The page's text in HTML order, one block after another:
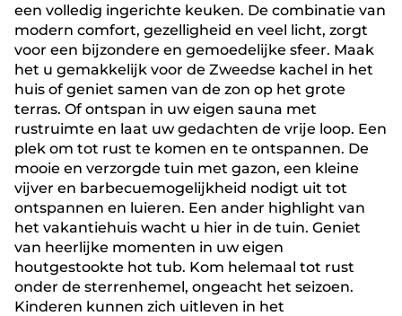
een volledig ingerichte keuken. De combinatie van
modern comfort, gezelligheid en veel licht, zorgt
voor een bijzondere en gemoedelijke sfeer. Maak
het u gemakkelijk voor de Zweedse kachel in het
huis of geniet samen van de zon op het grote
terras. Of ontspan in uw eigen sauna met
rustruimte en laat uw gedachten de vrije loop. Een
plek om tot rust te komen en te ontspannen. De
mooie en verzorgde tuin met gazon, een kleine
vijver en barbecuemogelijkheid nodigt uit tot
ontspannen en luieren. Een ander highlight van
het vakantiehuis wacht u hier in de tuin. Geniet
van heerlijke momenten in uw eigen
houtgestookte hot tub. Kom helemaal tot rust
onder de sterrenhemel, ongeacht het seizoen.
Kinderen kunnen zich uitleven in het